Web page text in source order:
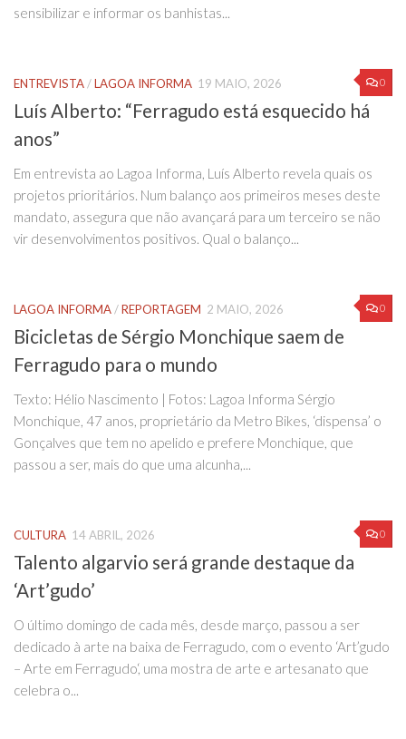
sensibilizar e informar os banhistas...
0
ENTREVISTA /LAGOA INFORMA 19 MAIO, 2026
Luís Alberto: “Ferragudo está esquecido há
anos”
Em entrevista ao Lagoa Informa, Luís Alberto revela quais os
projetos prioritários. Num balanço aos primeiros meses deste
mandato, assegura que não avançará para um terceiro se não
vir desenvolvimentos positivos. Qual o balanço...
0
LAGOA INFORMA /REPORTAGEM 2 MAIO, 2026
Bicicletas de Sérgio Monchique saem de
Ferragudo para o mundo
Texto: Hélio Nascimento | Fotos: Lagoa Informa Sérgio
Monchique, 47 anos, proprietário da Metro Bikes, ‘dispensa’ o
Gonçalves que tem no apelido e prefere Monchique, que
passou a ser, mais do que uma alcunha,...
0
CULTURA 14 ABRIL, 2026
Talento algarvio será grande destaque da
‘Art’gudo’
O último domingo de cada mês, desde março, passou a ser
dedicado à arte na baixa de Ferragudo, com o evento ‘Art’gudo
– Arte em Ferragudo‘, uma mostra de arte e artesanato que
celebra o...